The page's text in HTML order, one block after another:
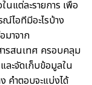
แต่ละรายการ เพื่อ
ไอทีมีอะไรบ้าง
มาจาก
รสนเทศ ครอบคลุม
ละจัดเก็บข้อมูลใน
คำตอบจะแบ่งได้